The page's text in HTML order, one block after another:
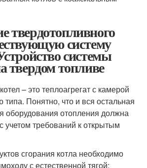
твердотопливного
систему
системы
твердом топливе
– это теплоагрегат с камерой
типа. Понятно, что и вся остальная
оборудования отопления должна
учетом требований к открытым
сгорания котла необходимо
с естественной тягой;